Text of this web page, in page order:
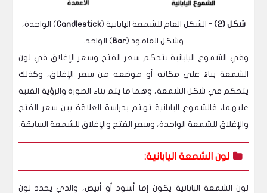
شكل (2) - الشكل العام للشمعة اليابانية (Candlestick) الواحدة،
وشكل العامود (Bar ) الواحد.
وفي الشموع اليابانية يتحكم سعر الفتح وسعر الإغلاق في لون
الشمعة بناءً على مكانه أو موضعه من سعر الإغلاق، وكذلك
يتحكم في شكل الشمعة، وهما ما يتم بناء الصورة والرؤية الفنية
عليهما، فالشموع اليابانية تهتم بدراسة العلاقة بين سعر الفتح
والإغلاق للشمعة الواحدة، وسعر الفتح والإغلاق للشمعة السابقة.
لون الشمعة اليابانية:
لون الشمعة اليابانية يكون إما أسود أو أبيض، والذي يحدد لون